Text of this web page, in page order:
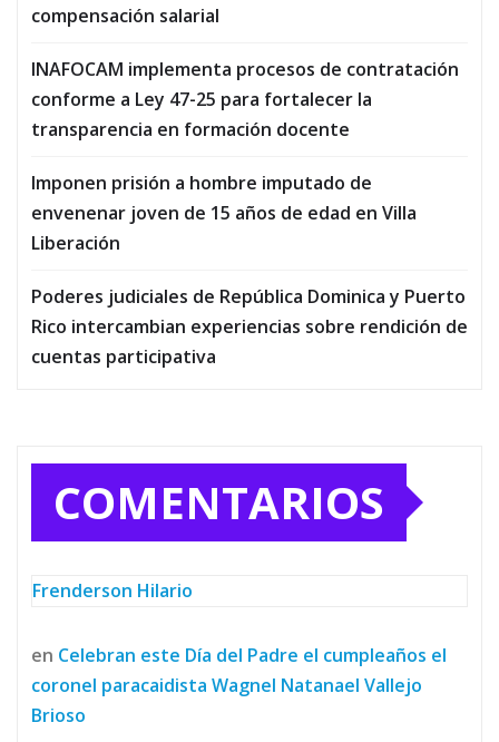
compensación salarial
INAFOCAM implementa procesos de contratación
conforme a Ley 47-25 para fortalecer la
transparencia en formación docente
Imponen prisión a hombre imputado de
envenenar joven de 15 años de edad en Villa
Liberación
Poderes judiciales de República Dominica y Puerto
Rico intercambian experiencias sobre rendición de
cuentas participativa
COMENTARIOS
Frenderson Hilario
en Celebran este Día del Padre el cumpleaños el
coronel paracaidista Wagnel Natanael Vallejo
Brioso